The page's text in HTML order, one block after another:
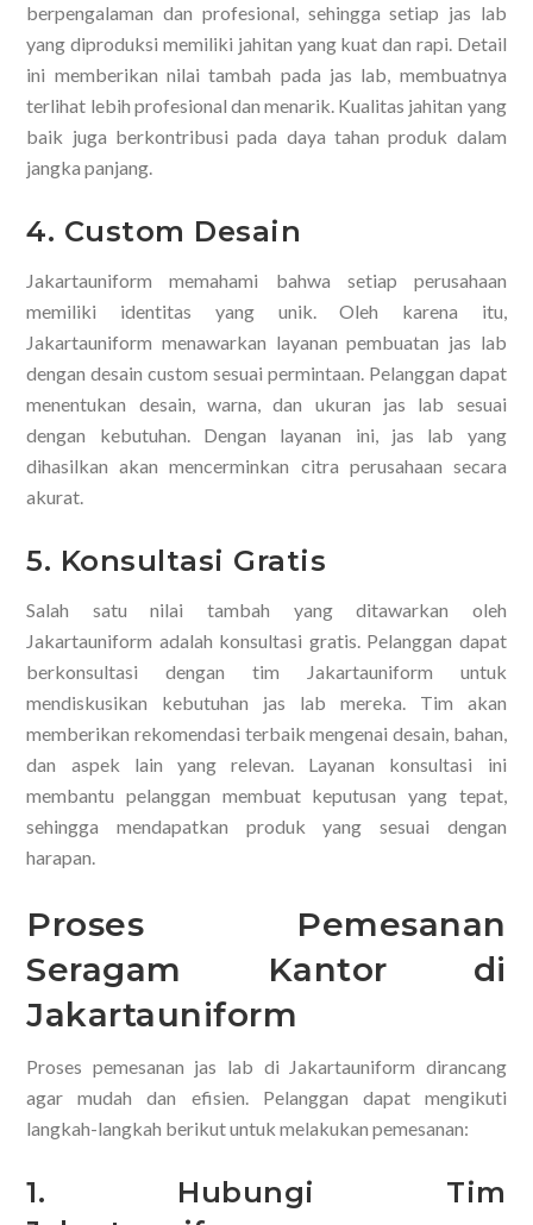
berpengalaman dan profesional, sehingga setiap jas lab
yang diproduksi memiliki jahitan yang kuat dan rapi. Detail
ini memberikan nilai tambah pada jas lab, membuatnya
terlihat lebih profesional dan menarik. Kualitas jahitan yang
baik juga berkontribusi pada daya tahan produk dalam
jangka panjang.
4. Custom Desain
Jakartauniform memahami bahwa setiap perusahaan
memiliki identitas yang unik. Oleh karena itu,
Jakartauniform menawarkan layanan pembuatan jas lab
dengan desain custom sesuai permintaan. Pelanggan dapat
menentukan desain, warna, dan ukuran jas lab sesuai
dengan kebutuhan. Dengan layanan ini, jas lab yang
dihasilkan akan mencerminkan citra perusahaan secara
akurat.
5. Konsultasi Gratis
Salah satu nilai tambah yang ditawarkan oleh
Jakartauniform adalah konsultasi gratis. Pelanggan dapat
berkonsultasi dengan tim Jakartauniform untuk
mendiskusikan kebutuhan jas lab mereka. Tim akan
memberikan rekomendasi terbaik mengenai desain, bahan,
dan aspek lain yang relevan. Layanan konsultasi ini
membantu pelanggan membuat keputusan yang tepat,
sehingga mendapatkan produk yang sesuai dengan
harapan.
Proses Pemesanan
Seragam Kantor di
Jakartauniform
Proses pemesanan jas lab di Jakartauniform dirancang
agar mudah dan efisien. Pelanggan dapat mengikuti
langkah-langkah berikut untuk melakukan pemesanan:
1. Hubungi Tim